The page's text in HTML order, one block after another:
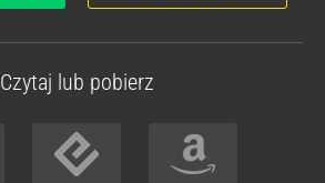
Czytaj lub pobierz